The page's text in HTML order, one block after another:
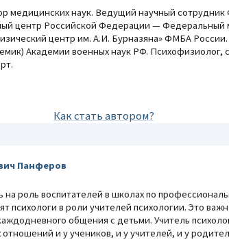
медицинских наук. Ведущий научный сотрудник
центр Российской Федерации — Федеральный
центр им. А.И. Бурназяна» ФМБА
Академии военных наук РФ. Психофизиолог,
Как стать автором?
Панферов
роль воспитателей в школах по
психологи в роли учителей психологии. Это
общения с детьми. Учитель
отношений и у учеников, и у учителей, и у